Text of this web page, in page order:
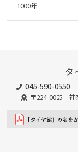
1000年
タ
045-590-0550
〒224-0025 神